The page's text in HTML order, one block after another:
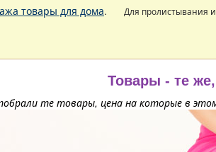
товары для дома. Для пролистывания
Товары - те
те товары, цена на которые в